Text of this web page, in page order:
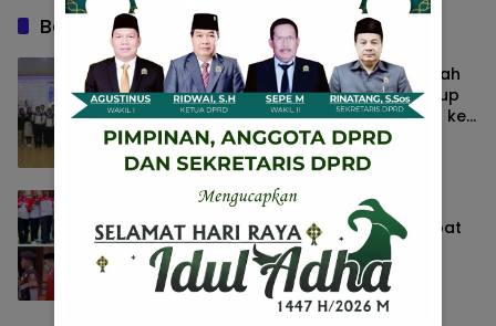
Baca Juga
Japan Internasional Program Dibawah
Naungan Perguruan Tinggi NMC Group
sukses berangkatkan belasan Siswa ke
Jepang
Malang 31 Juli 2026
Sidang Lanjutan Kasus Pembunuhan
Mahasiswi UMM Kembali Digelar, Dapat
Pengawalan LSM LIRA Malang Raya
Jawa Timur 29 Juli 2026